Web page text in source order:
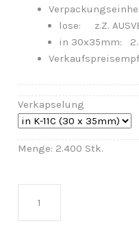
lose: z.Z.
in 30x35mm:
Verkapselung
Menge: 2.400 Stk.